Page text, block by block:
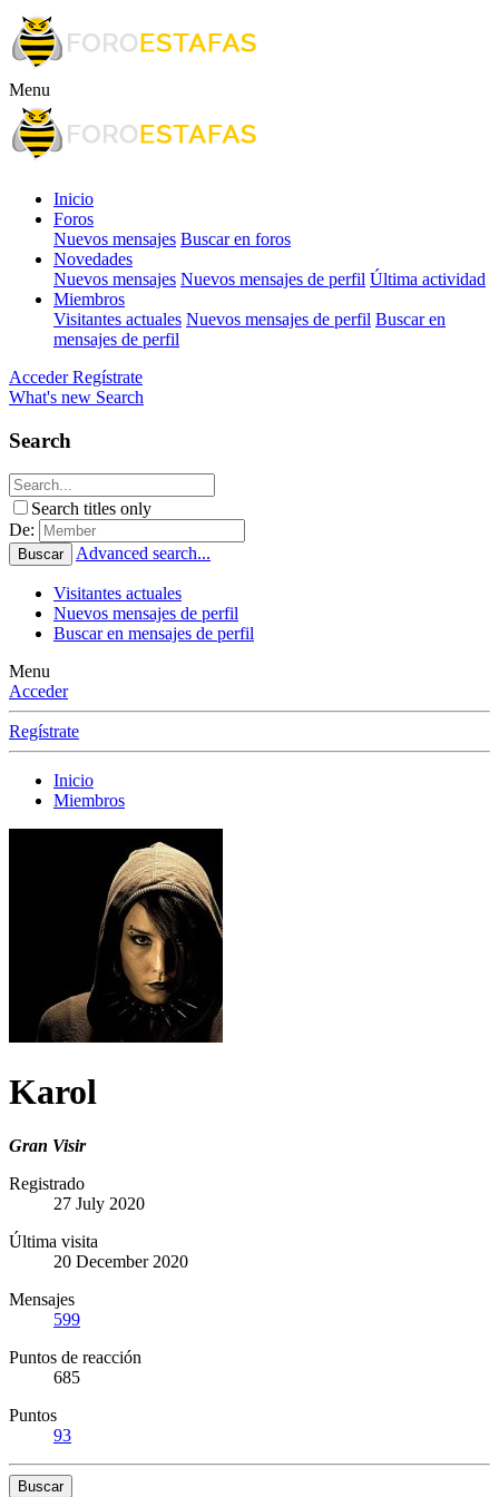
Menu
Inicio
Foros
Nuevos mensajes Buscar en foros
Novedades
Nuevos mensajes Nuevos mensajes de perfil Última actividad
Miembros
Visitantes actuales Nuevos mensajes de perfil Buscar en
mensajes de perfil
Acceder Regístrate
What's new Search
Search
Search titles only
De:
Buscar Advanced search...
Visitantes actuales
Nuevos mensajes de perfil
Buscar en mensajes de perfil
Menu
Acceder
Regístrate
Inicio
Miembros
Karol
Gran Visir
Registrado
27 July 2020
Última visita
20 December 2020
Mensajes
599
Puntos de reacción
685
Puntos
93
Buscar